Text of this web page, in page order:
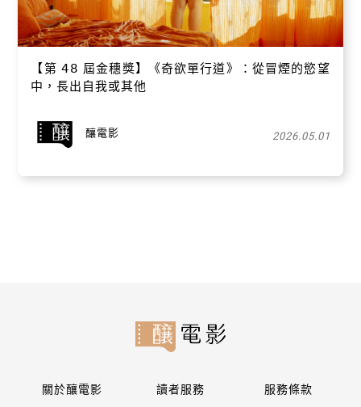
【​第 𝟦𝟪 屆金穗獎】《奇欲單行道》：從冒煙的慾望
中，長出自我或其他
釀電影 2026.05.01
關於釀電影 讀者服務 服務條款